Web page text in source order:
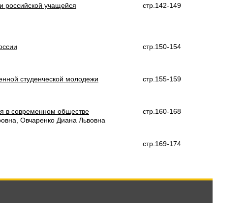
российской учащейся
стр.142-149
стр.150-154
студенческой молодежи
стр.155-159
в современном обществе
стр.160-168
Овчаренко Диана Львовна
стр.169-174